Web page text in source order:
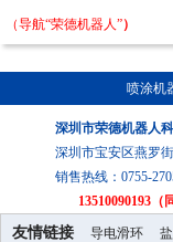
（导航“荣德机器人”）
喷涂机
深圳市荣德机器人
深圳市宝安区燕罗
销售热线：0755-
13510090193（
友情链接 导电滑环